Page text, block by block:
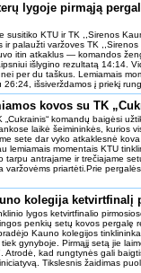
lygoje pirmąją
susitiko KTU ir TK ,,Sirenos
ir palaužti varžoves TK
itin atkaklus — komandos
išlygino rezultatą 14:14.
per du taškus. Lemiamais
išsiverždamos į priekį
kovos su TK
komandų baigėsi
laikė šeimininkės, kurios
sete dar vyko atkaklesnė
lemiamais momentais KTU
antrajame ir trečiajame
priartėti.Prie
kolegija ketvirtfinalį
lygos ketvirtfinalio
penkių setų kovos pergalę
Kauno kolegijos
gynyboje. Pirmąjį setą jie
Atrodė, kad rungtynės gali
Tikslesnis žaidimas